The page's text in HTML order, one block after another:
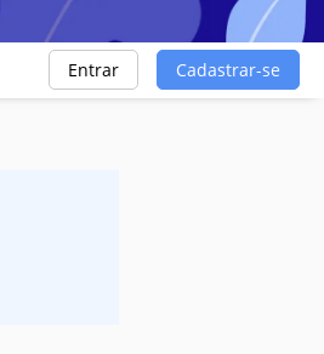
Entrar Cadastrar-se